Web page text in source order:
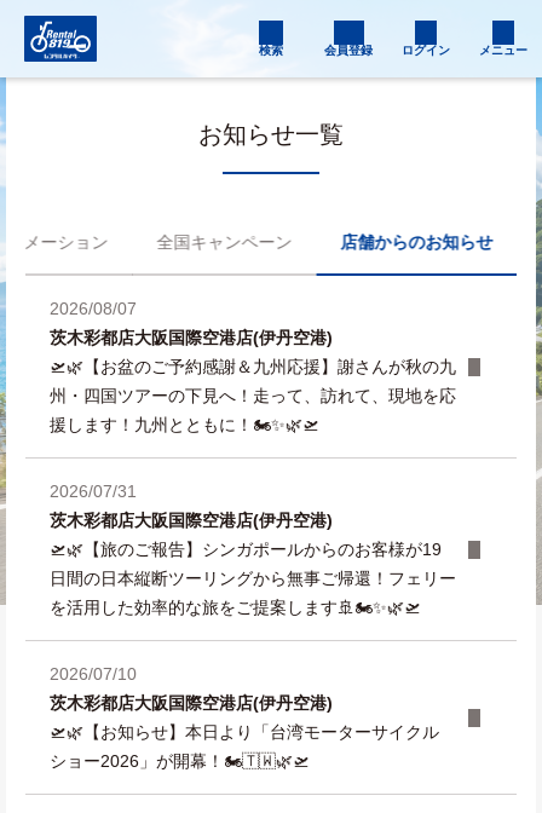
検索 会員登録 ログイン メニュー
お知らせ一覧
ォメーション 全国キャンペーン 店舗からのお知らせ
2026/08/07
茨木彩都店大阪国際空港店(伊丹空港)
🛫🌿【お盆のご予約感謝＆九州応援】謝さんが秋の九
州・四国ツアーの下見へ！走って、訪れて、現地を応
援します！九州とともに！🏍️✨🌿🛫
2026/07/31
茨木彩都店大阪国際空港店(伊丹空港)
🛫🌿【旅のご報告】シンガポールからのお客様が19
日間の日本縦断ツーリングから無事ご帰還！フェリー
を活用した効率的な旅をご提案します🚢🏍️✨🌿🛫
2026/07/10
茨木彩都店大阪国際空港店(伊丹空港)
🛫🌿【お知らせ】本日より「台湾モーターサイクル
ショー2026」が開幕！🏍️🇹🇼🌿🛫